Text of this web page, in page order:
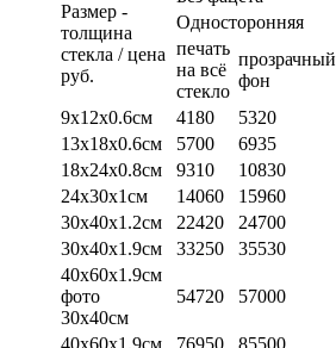
Размер -
толщина
стекла / цена
руб.
Односторонняя
печать
на всё
стекло
прозрачный
фон
9х12х0.6см
4180 5320
13х18х0.6см
5700 6935
18х24х0.8см
9310 10830
24х30х1см
14060 15960
30х40х1.2см
22420 24700
30х40х1.9см
33250 35530
40х60х1.9см
фото
30х40см
54720 57000
40х60х1.9см 76950 85500